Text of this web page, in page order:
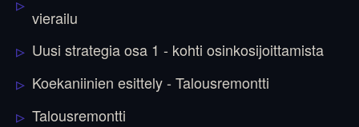
vierailu
Uusi strategia osa 1 - kohti osinkosijoittamista
Koekaniinien esittely - Talousremontti
Talousremontti